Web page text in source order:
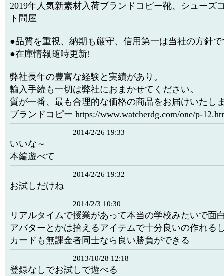
2019年人気新素材入荷ブランドコピー靴、シューズ
ト問屋
●品質を重視、納期も厳守、信用第一は当社の方針
●在庫情報随時更新!
弊社長年の豊富な経験と実績があり。
輸入手続も一切は弊社におまかせてください。
質が一番、最も合理的な価格の商品をお届けいたし
ブランドコピー https://www.watcherdg.com/one/p-
2014/2/26 19:33
いいな～
本編遊べて
2014/2/26 19:32
お試しだけね
2014/2/3 10:30
リアルタイムで授業があって本当の学校みたいで面
アバターとかは拾えるアイテムで十分良いの作れる
カードも無課金者同士なら良い勝負ができる
2013/10/28 12:18
登録なしでお試しで遊べる